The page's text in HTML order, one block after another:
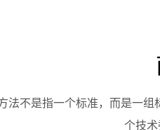
法不是指一个标准，而是一
个技